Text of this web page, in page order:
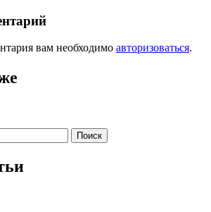
вам необходимо авторизоваться.